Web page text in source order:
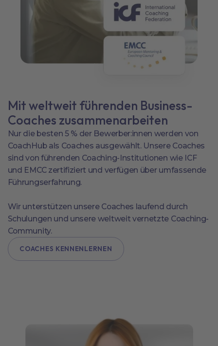
Mit weltweit führenden Business-
Coaches zusammenarbeiten
Nur die besten 5 % der Bewerber:innen werden von
CoachHub als Coaches ausgewählt. Unsere Coaches
sind von führenden Coaching-Institutionen wie ICF
und EMCC zertifiziert und verfügen über umfassende
Führungserfahrung.
Wir unterstützen unsere Coaches laufend durch
Schulungen und unsere weltweit vernetzte Coaching-
Community.
COACHES KENNENLERNEN